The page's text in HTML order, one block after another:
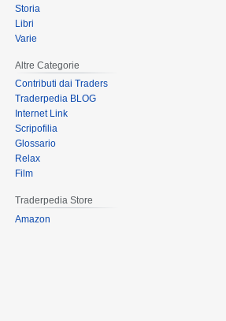
Storia
Libri
Varie
Altre Categorie
Contributi dai Traders
Traderpedia BLOG
Internet Link
Scripofilia
Glossario
Relax
Film
Traderpedia Store
Amazon